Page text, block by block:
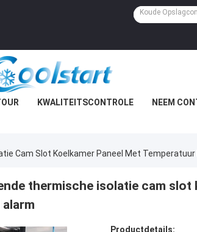
KWALITEITSCONTROLE NEEM
Cam Slot Koelkamer Paneel Met
thermische isolatie cam
Productdetails: